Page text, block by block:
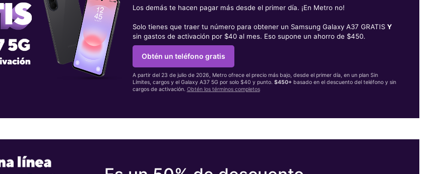
Los demás te hacen pagar más desde el primer día. ¡En Metro no!
Solo tienes que traer tu número para obtener un Samsung Galaxy A37 GRATIS Y
sin gastos de activación por $40 al mes. Eso supone un ahorro de $450.
Obtén un teléfono gratis
A partir del 23 de julio de 2026, Metro ofrece el precio más bajo, desde el primer día, en un plan Sin
Límites, cargos y el Galaxy A37 5G por solo $40 y punto. $450+basado en el descuento del teléfono y sin
cargos de activación. Obtén los términos completos